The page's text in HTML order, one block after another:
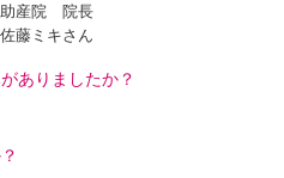
助産院 院長
藤ミキさん
ありましたか？